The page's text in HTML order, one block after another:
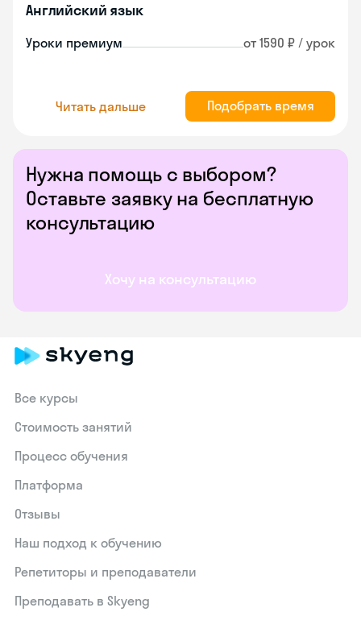
Нужна помощь с выбором?
Оставьте заявку на бесплатную
консультацию
Хочу на консультацию
Английский язык
Уроки премиум от 1590 ₽ / урок
Читать дальше Подобрать время
Все курсы
Стоимость занятий
Процесс обучения
Платформа
Отзывы
Наш подход к обучению
Репетиторы и преподаватели
Преподавать в Skyeng